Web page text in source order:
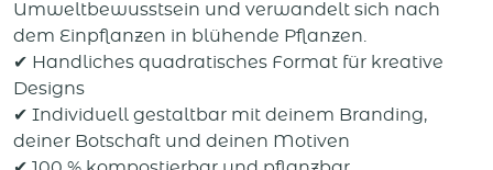
Umweltbewusstsein und verwandelt sich nach
dem Einpflanzen in blühende Pflanzen.
✔ Handliches quadratisches Format für kreative
Designs
✔ Individuell gestaltbar mit deinem Branding,
deiner Botschaft und deinen Motiven